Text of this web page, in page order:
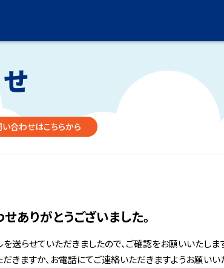
い合わせはこちらから
ありがとうございました。
送らせていただきましたので、ご確認をお願いいたし
きますか、お電話にてご連絡いただきますようお願いい